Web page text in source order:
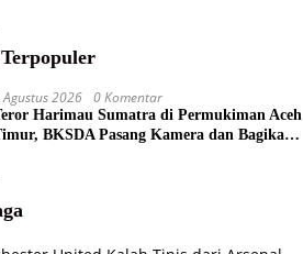
Agustus 2026 0 Komentar
Harimau Sumatra di Permukiman Aceh
BKSDA Pasang Kamera dan Bagikan